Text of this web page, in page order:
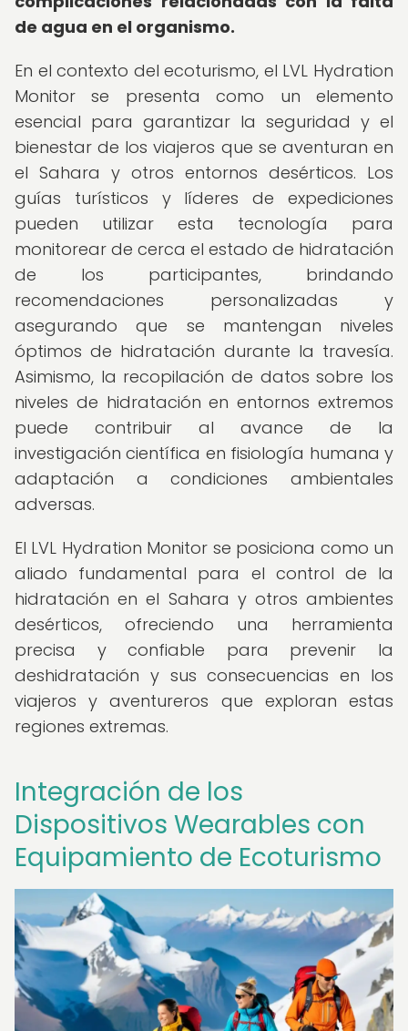
de agua en el organismo.
En el contexto del ecoturismo, el LVL Hydration
Monitor se presenta como un elemento
esencial para garantizar la seguridad y el
bienestar de los viajeros que se aventuran en
el Sahara y otros entornos desérticos. Los
guías turísticos y líderes de expediciones
pueden utilizar esta tecnología para
monitorear de cerca el estado de hidratación
de los participantes, brindando
recomendaciones personalizadas y
asegurando que se mantengan niveles
óptimos de hidratación durante la travesía.
Asimismo, la recopilación de datos sobre los
niveles de hidratación en entornos extremos
puede contribuir al avance de la
investigación científica en fisiología humana y
adaptación a condiciones ambientales
adversas.
El LVL Hydration Monitor se posiciona como un
aliado fundamental para el control de la
hidratación en el Sahara y otros ambientes
desérticos, ofreciendo una herramienta
precisa y confiable para prevenir la
deshidratación y sus consecuencias en los
viajeros y aventureros que exploran estas
regiones extremas.
Integración de los
Dispositivos Wearables con
Equipamiento de Ecoturismo